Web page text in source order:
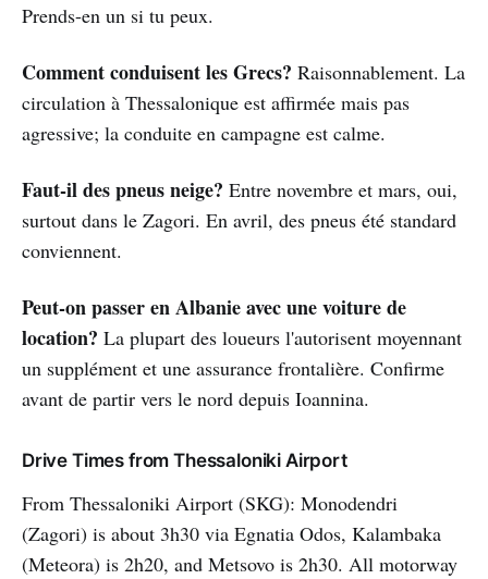
Prends-en un si tu peux.
Comment conduisent les Grecs? Raisonnablement. La
circulation à Thessalonique est affirmée mais pas
agressive; la conduite en campagne est calme.
Faut-il des pneus neige? Entre novembre et mars, oui,
surtout dans le Zagori. En avril, des pneus été standard
conviennent.
Peut-on passer en Albanie avec une voiture de
location? La plupart des loueurs l'autorisent moyennant
un supplément et une assurance frontalière. Confirme
avant de partir vers le nord depuis Ioannina.
Drive Times from Thessaloniki Airport
From Thessaloniki Airport (SKG): Monodendri
(Zagori) is about 3h30 via Egnatia Odos, Kalambaka
(Meteora) is 2h20, and Metsovo is 2h30. All motorway